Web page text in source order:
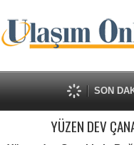
SON
YÜZEN DEV